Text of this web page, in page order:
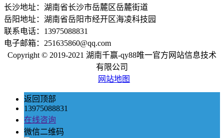
长沙地址：湖南省长沙市岳麓区岳麓街道
岳阳地址：湖南省岳阳市经开区海凌科技园
联系电话：13975088831
电子邮箱：251635860@qq.com
Copyright © 2019-2021 湖南千赢-qy88唯一官方网站信息技术
有限公司
网站地图
返回顶部
13975088831
在线咨询
微信二维码